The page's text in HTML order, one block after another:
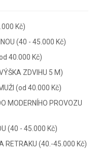
Kč)
(40 - 45.000 Kč)
40.000 Kč)
ZDVIHU 5 M)
(od 40.000 Kč)
MODERNÍHO PROVOZU
(40 - 45.000 Kč)
RETRAKU (40.-45.000 Kč)